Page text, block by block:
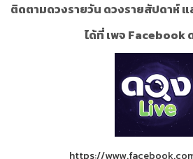
ติดตามดวงรายวัน ดวงรายสัปดาห์
ได้ที่ เพจ Facebook
https://